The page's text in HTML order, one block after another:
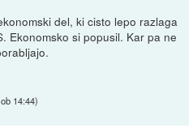
del, ki cisto lepo razlaga
Ekonomsko si popusil. Kar pa ne
14:44)